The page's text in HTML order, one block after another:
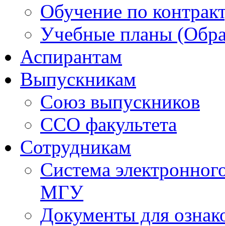
Обучение по
Учебные планы
Аспирантам
Выпускникам
Союз выпускников
ССО факультета
Сотрудникам
Система
МГУ
Документы для